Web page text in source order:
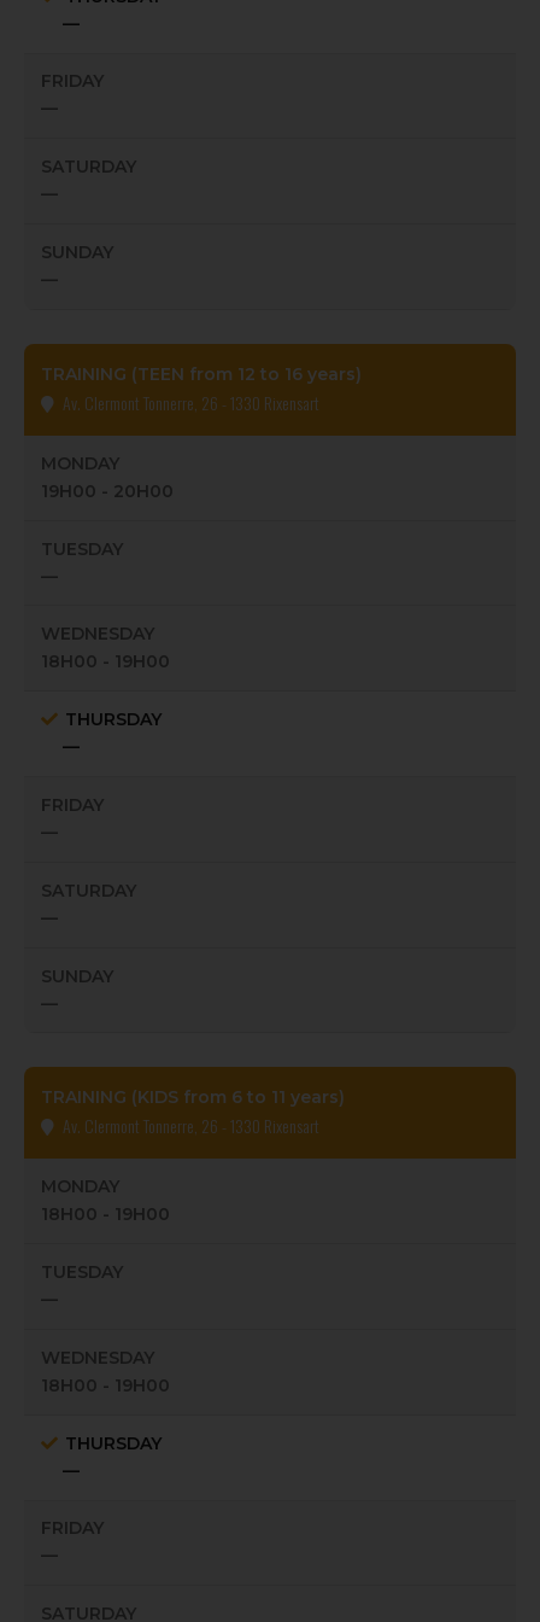
—
FRIDAY
—
SATURDAY
—
SUNDAY
—
TRAINING (TEEN from 12 to 16 years)
Av. Clermont Tonnerre, 26 - 1330 Rixensart
MONDAY
19H00 - 20H00
TUESDAY
—
WEDNESDAY
18H00 - 19H00
THURSDAY
—
FRIDAY
—
SATURDAY
—
SUNDAY
—
TRAINING (KIDS from 6 to 11 years)
Av. Clermont Tonnerre, 26 - 1330 Rixensart
MONDAY
18H00 - 19H00
TUESDAY
—
WEDNESDAY
18H00 - 19H00
THURSDAY
—
FRIDAY
—
SATURDAY